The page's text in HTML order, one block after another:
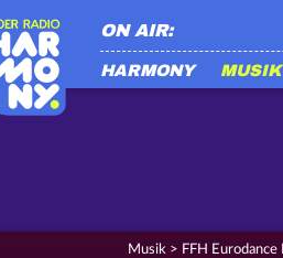
ON AIR:
HARMONY MUSIK
Musik > FFH